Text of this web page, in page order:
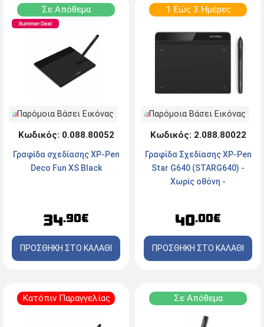
Σε Απόθεμα
Παρόμοια Βάσει Εικόνας
Κωδικός: 0.088.80052
Γραφίδα σχεδίασης XP-Pen
Deco Fun XS Black
34.90€
ΠΡΟΣΘΗΚΗ ΣΤΟ ΚΑΛΑΘΙ
1 Εώς 3 Ημέρες
Παρόμοια Βάσει Εικόνας
Κωδικός: 2.088.80022
Γραφίδα Σχεδίασης XP-Pen
Star G640 (STARG640) -
Χωρίς οθόνη -
40.00€
ΠΡΟΣΘΗΚΗ ΣΤΟ ΚΑΛΑΘΙ
Κατόπιν Παραγγελίας Σε Απόθεμα